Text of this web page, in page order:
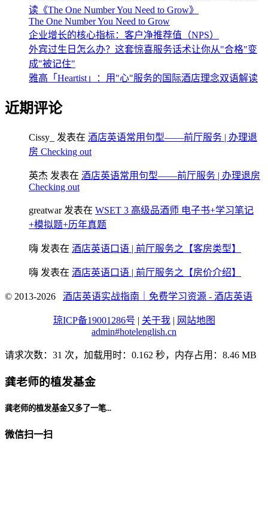
读《The One Number You Need to Grow》
The One Number You Need to Grow
企业增长的核心指标：客户净推荐值（NPS）
外宾过生日怎么办？这套惊喜服务话术让你从"合格"变
成"被记住"
雅高「Heartist」：用"心"服务的国际酒店理念双语解读
近期评论
Cissy_ 发表在 酒店英语常用句型——前厅服务 | 办理退
房 Checking out
英杰 发表在 酒店英语常用句型——前厅服务 | 办理退房
Checking out
greatwar发表在 WSET 3 高级品酒师 电子书+学习笔记
+模拟题+历年真题
嗨 发表在 酒店英语口语 | 前厅服务之【客房类型】
嗨 发表在 酒店英语口语 | 前厅服务之【房价介绍】
© 2013-2026 酒店英语实战指南｜免费学习资源 - 酒店英语
琼ICP备19001286号 | 关于我 | 网站地图
admin#hotelenglish.cn
请求次数：31 次，加载用时：0.162 秒，内存占用：8.46 MB
龚老师的植发基金
龚老师的植发基金又多了一笔...
微信扫一扫